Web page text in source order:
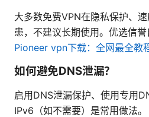
大多数免费VPN在隐私保护、
患，不建议长期使用。优选信誉
Pioneer vpn下载：全网最全教
如何避免DNS泄漏？
启用DNS泄漏保护、使用专用
IPv6（如不需要）是常用做法。